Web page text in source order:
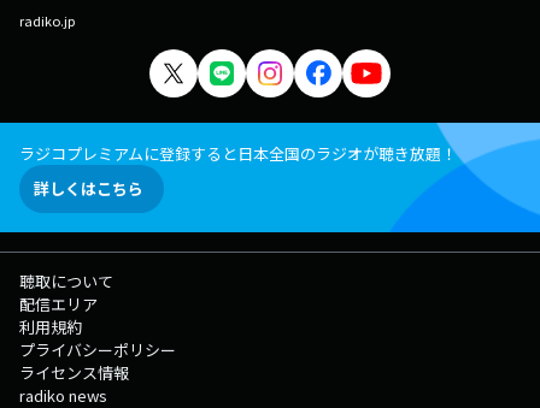
radiko.jp
ラジコプレミアムに登録すると日本全国のラジオが聴き放題！
詳しくはこちら
聴取について
配信エリア
利用規約
プライバシーポリシー
ライセンス情報
radiko news